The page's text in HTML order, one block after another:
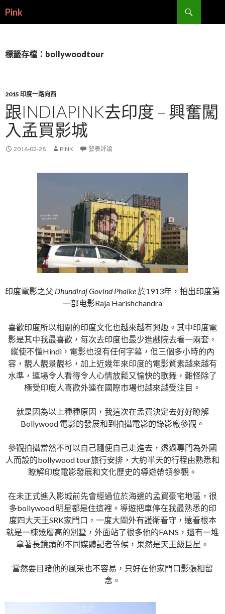
Pink
尋
容
標籤存檔：bollywoodtour
2015 印度一路向西
跟INDIAPINK去印度 – 興奮闖
入孟買影城
2016-02-28 PINK 發表評論
印度電影之父 Dhundiraj Govind Phalke於1913年，拍出印度第
一部电影Raja Harishchandra
喜歡印度所以相關的印度文化也越來越有興趣。其中印度電
影是其中我最喜歡，每次去印度也最少進戲院去看一兩套，
縱使不懂Hindi，電影也沒有任何字幕，但三個多小時的內
容，靚人靚景靚衫，加上近幾年來印度的電影質素越來越有
水準，連場令人看得令人心情放鬆又愉快的歌舞，難怪除了
極受印度人喜歡外連在國際市場也越來越受注目。
就是因為以上種種原因，我這次在孟買決定去好好瞭解
Bollywood 電影的發展和到拍攝電影的錄影廠參觀。
參觀拍攝當然不可以自己隨便自己走進去，透過專門為外國
人而設的bollywood tour旅行安排，大約半天的行程由熟悉和
瞭解印度電影發展和文化歷史的導遊帶領參觀。
在未正式進入影城前先會經過位於海邊的孟買豪宅地區，很
多bollywood 明星都是住這裡。導遊把車停在我最熟悉的印
度四大天王SRK家門口，一度大閘外有護衛看守，遠看根本
就是一棟幾層高的別墅，外面站了很多他的FANS，還有一堆
拿著長鏡頭的不同媒體記者等候，果然是天王級巨星。
當然要目睹他的風采也不容易，只好在他家門口影張相留
念。
http://